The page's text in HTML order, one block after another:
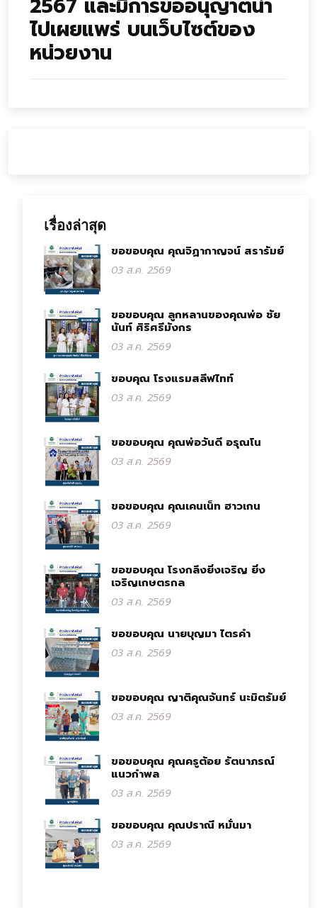
ไปเผยแพร่ บนเว็บไซต์ของ
หน่วยงาน
เรื่องล่าสุด
ขอขอบคุณ คุณจิฏากาญจน์ สรารัมย์
03 ส.ค. 2569
ขอขอบคุณ ลูกหลานของคุณพ่อ ชัย
นันท์ ศิริศรีมังกร
03 ส.ค. 2569
ขอบคุณ โรงแรมสลีฟไทท์
03 ส.ค. 2569
ขอขอบคุณ คุณพ่อวันดี อรุณโน
03 ส.ค. 2569
ขอขอบคุณ คุณเคนเน็ท ฮาวเกน
03 ส.ค. 2569
ขอขอบคุณ โรงกลึงยิ่งเจริญ ยิ่ง
เจริญเกษตรกล
03 ส.ค. 2569
ขอขอบคุณ นายบุญมา ไตรคำ
03 ส.ค. 2569
ขอขอบคุณ ญาติคุณจันทร์ นะมิตรัมย์
03 ส.ค. 2569
ขอขอบคุณ คุณครูต้อย รัตนาภรณ์
แนวกำพล
03 ส.ค. 2569
ขอขอบคุณ คุณปราณี หมั่นมา
03 ส.ค. 2569